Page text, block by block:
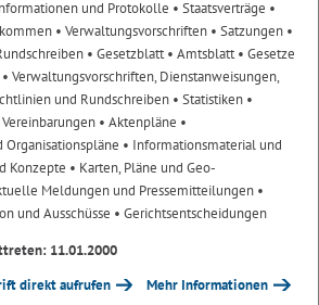
und Protokolle • Staatsverträge •
• Verwaltungsvorschriften • Satzungen •
• Gesetzblatt• Amtsblatt• Gesetze
• Verwaltungsvorschriften, Dienstanweisungen,
und Rundschreiben • Statistiken •
• Aktenpläne •
Organisationspläne • Informationsmaterial und
Konzepte • Karten, Pläne und Geo-
Meldungen und Pressemitteilungen •
und Ausschüsse • Gerichtsentscheidungen
11.01.2000
direkt aufrufen Mehr Informationen